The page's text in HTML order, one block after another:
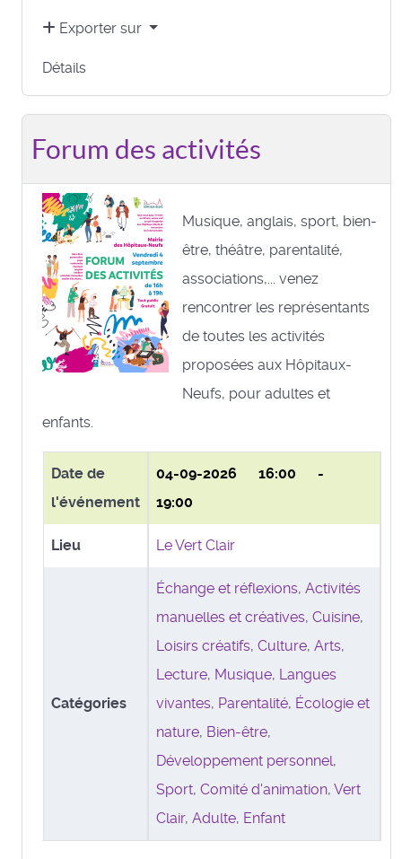
Exporter sur
Détails
Forum des activités
Musique, anglais, sport, bien-
être, théâtre, parentalité,
associations,... venez
rencontrer les représentants
de toutes les activités
proposées aux Hôpitaux-
Neufs, pour adultes et
enfants.
Date de
l'événement
04-09-2026 16:00 -
19:00
Lieu Le Vert Clair
Catégories
Échange et réflexions, Activités
manuelles et créatives, Cuisine,
Loisirs créatifs, Culture, Arts,
Lecture, Musique, Langues
vivantes, Parentalité, Écologie et
nature, Bien-être,
Développement personnel,
Sport, Comité d'animation, Vert
Clair, Adulte, Enfant